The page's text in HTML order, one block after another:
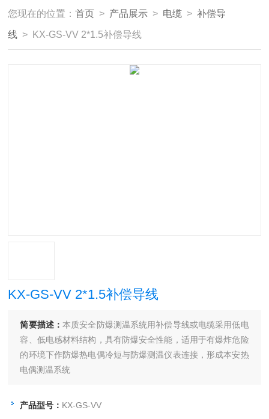
您现在的位置：首页 > 产品展示 > 电缆 >补偿导
线 > KX-GS-VV 2*1.5补偿导线
KX-GS-VV 2*1.5补偿导线
简要描述：本质安全防爆测温系统用补偿导线或电缆采用低电
容、低电感材料结构，具有防爆安全性能，适用于有爆炸危险
的环境下作防爆热电偶冷短与防爆测温仪表连接，形成本安热
电偶测温系统
产品型号： KX-GS-VV